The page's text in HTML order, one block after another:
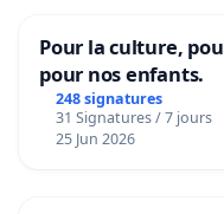
Pour la culture,
pour nos enfants.
248 signatures
31 Signatures / 7 jours
25 Jun 2026